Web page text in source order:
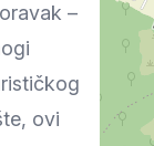
–
ovi